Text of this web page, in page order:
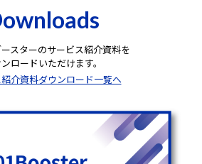
スターのサービス紹介資料を
ロードいただけます。
介資料ダウンロード一覧へ